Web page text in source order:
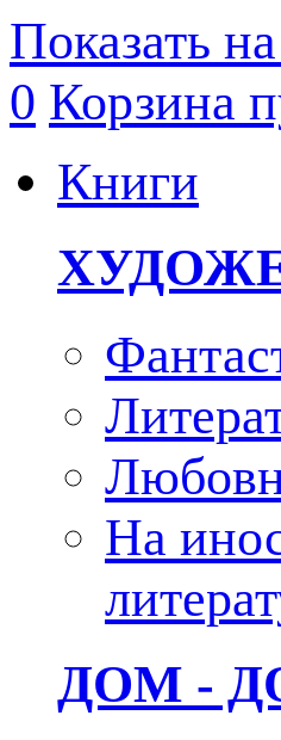
Показать
0 Корзина
Книги
На
ДОМ -